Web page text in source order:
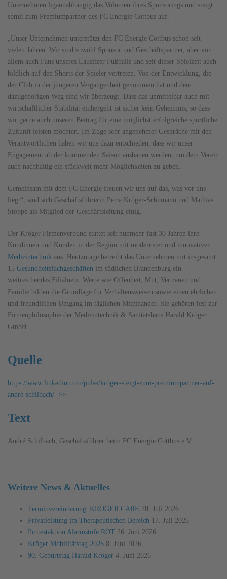
Unternehmen ligaunabhängig das Volumen ihres Sponsorings und steigt
somit zum Premiumpartner des FC Energie Cottbus auf.
„Unser Unternehmen unterstützt den FC Energie Cottbus schon seit
vielen Jahren. Wir sind sowohl Sponsor und Geschäftspartner, aber vor
allem auch Fans unseres Lausitzer Fußballs und seit dieser Spielzeit auch
bildlich auf den Shorts der Spieler vertreten. Von der Entwicklung, die
der Club in der jüngeren Vergangenheit genommen hat und dem
dazugehörigen Weg sind wir überzeugt. Dass das unmittelbar auch mit
wirtschaftlicher Stabilität einhergeht ist sicher kein Geheimnis, so dass
wir gerne auch unseren Beitrag für eine möglichst erfolgreiche sportliche
Zukunft leisten möchten. Im Zuge sehr angenehmer Gespräche mit den
Verantwortlichen haben wir uns dazu entschieden, dass wir unser
Engagement ab der kommenden Saison ausbauen werden, um dem Verein
auch nachhaltig ein stückweit mehr Möglichkeiten zu geben.
Gemeinsam mit dem FC Energie freuen wir uns auf das, was vor uns
liegt“, sind sich Geschäftsführerin Petra Kröger-Schumann und Mathias
Stoppe als Mitglied der Geschäftsleitung einig.
Der Kröger Firmenverbund stattet seit nunmehr fast 30 Jahren ihre
Kundinnen und Kunden in der Region mit modernster und innovativer
Medizintechnik aus. Heutzutage betreibt das Unternehmen mit insgesamt
15 Gesundheitsfachgeschäften im südlichen Brandenburg ein
weitreichendes Filialnetz. Werte wie Offenheit, Mut, Vertrauen und
Familie bilden die Grundlage für Verhaltensweisen sowie einen ehrlichen
und freundlichen Umgang im täglichen Miteinander. Sie gehören fest zur
Firmenphilosophie der Medizintechnik & Sanitätshaus Harald Kröger
GmbH.
Quelle
https://www.linkedin.com/pulse/kröger-steigt-zum-premiumpartner-auf-
andré-schilbach/ >>
Text
André Schilbach, Geschäftsführer beim FC Energie Cottbus e.V.
Weitere News & Aktuelles
Terminvereinbarung_KRÖGER CARE 20. Juli 2026
Privatleistung im Therapeutischen Bereich 17. Juli 2026
Protestaktion Alarmstufe ROT 26. Juni 2026
Kröger Mobilitätstag 2026 8. Juni 2026
90. Geburtstag Harald Kröger 4. Juni 2026